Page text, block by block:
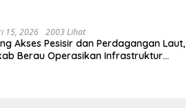
15, 2026 2003 Lihat
Akses Pesisir dan Perdagangan Laut,
Berau Operasikan Infrastruktur